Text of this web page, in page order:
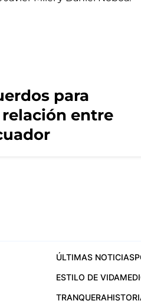
para
entre
ÚLTIMAS NOTICIAS
ESTILO DE VIDA
TRANQUERA